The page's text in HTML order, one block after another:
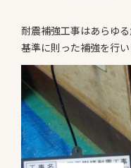
耐震補強工事はあらゆ
基準に則った補強を行い